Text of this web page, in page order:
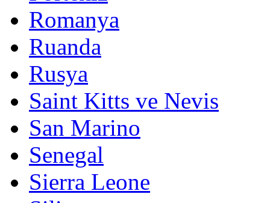
Romanya
Ruanda
Rusya
Saint Kitts ve Nevis
San Marino
Senegal
Sierra Leone